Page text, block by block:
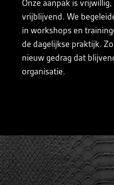
Onze aanpak is
vrijblijvend. We
in workshops en
de dagelijkse praktijk.
nieuw gedrag dat
organisatie.